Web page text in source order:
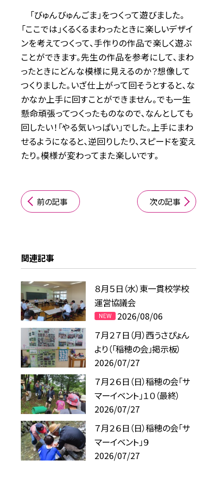
「びゅんびゅんごま」をつくって遊びました。
「ここでは」くるくるまわったときに楽しいデザイ
ンを考えてつくって、手作りの作品で楽しく遊ぶ
ことができます。先生の作品を参考にして、まわ
ったときにどんな模様に見えるのか？想像して
つくりました。いざ仕上がって回そうとすると、な
かなか上手に回すことができません。でも一生
懸命頑張ってつくったものなので、なんとしても
回したい！「やる気いっぱい」でした。上手にまわ
せるようになると、逆回りしたり、スピードを変え
たり。模様が変わってまた楽しいです。
前の記事 次の記事
関連記事
８月５日（水）東一貫校学校
運営協議会
2026/08/06
７月２７日（月）西うさぴょん
より（「稲穂の会」掲示板）
2026/07/27
７月２６日（日）稲穂の会「サ
マーイベント」１０（最終）
2026/07/27
７月２６日（日）稲穂の会「サ
マーイベント」９
2026/07/27